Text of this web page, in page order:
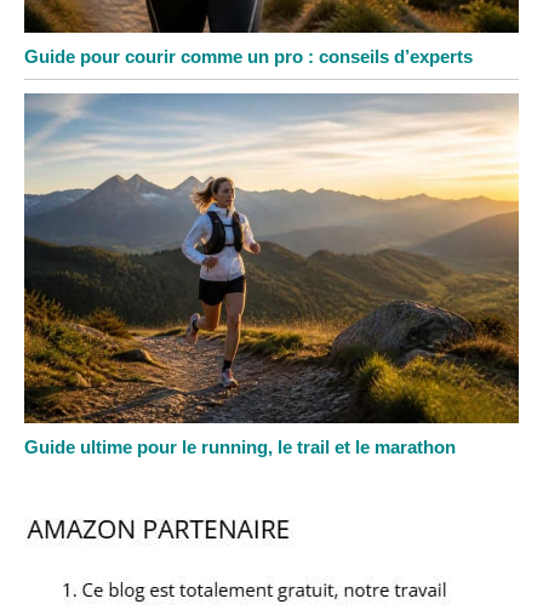
Guide pour courir comme un pro : conseils d’experts
Guide ultime pour le running, le trail et le marathon